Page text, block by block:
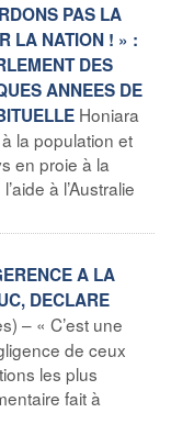
PAS LA
LA NATION ! » :
DES
ANNEES DE
Honiara
la population et
en proie à la
à l’Australie
A LA
DECLARE
– « C’est une
de ceux
les plus
fait à